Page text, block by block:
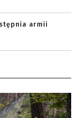
armii